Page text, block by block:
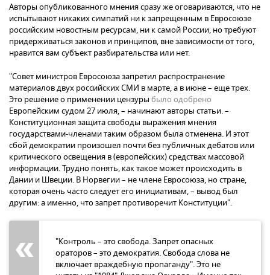
Авторы опубликованного мнения сразу же оговариваются, что не
испытывают никаких симпатий ни к запрещенным в Евросоюзе
российским новостным ресурсам, ни к самой России, но требуют
придерживаться законов и принципов, вне зависимости от того,
нравится вам субъект разбирательства или нет.
"Совет министров Евросоюза запретил распространение
материалов двух российских СМИ в марте, а в июне – еще трех.
Это решение о применении цензуры было одобрено
Европейским судом 27 июля, – начинают авторы статьи. –
Конституционная защита свободы выражения мнения
государствами-членами таким образом была отменена. И этот
сбой демократии произошел почти без публичных дебатов или
критического освещения в (европейских) средствах массовой
информации. Трудно понять, как такое может происходить в
Дании и Швеции. В Норвегии – не члене Евросоюза, но стране,
которая очень часто следует его инициативам, – вывод был
другим: а именно, что запрет противоречит Конституции".
"Контроль – это свобода. Запрет опасных
ораторов – это демократия. Свобода слова не
включает враждебную пропаганду". Это не